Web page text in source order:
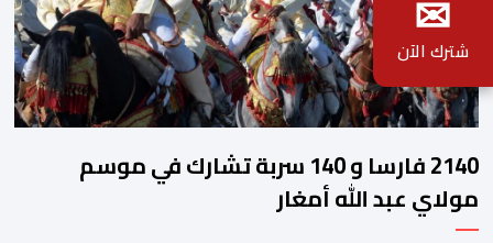
2140 فارسا و 140 سربة تشارك في موسم
مولاي عبد الله أمغار
شترك الآن